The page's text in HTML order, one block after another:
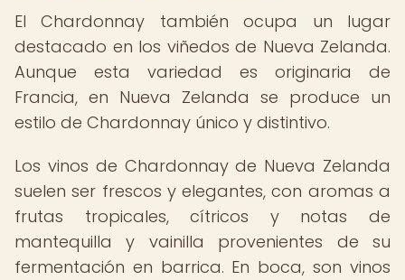
El Chardonnay también ocupa un lugar
destacado en los viñedos de Nueva Zelanda.
Aunque esta variedad es originaria de
Francia, en Nueva Zelanda se produce un
estilo de Chardonnay único y distintivo.
Los vinos de Chardonnay de Nueva Zelanda
suelen ser frescos y elegantes, con aromas a
frutas tropicales, cítricos y notas de
mantequilla y vainilla provenientes de su
fermentación en barrica. En boca, son vinos